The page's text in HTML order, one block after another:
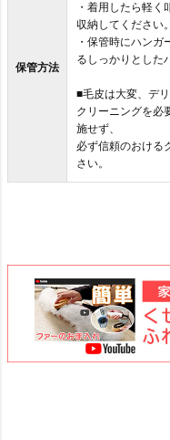
保管方法
・着用したら軽く
収納してください。
・保管時にハンガ
るしっかりとした
■毛皮は大変、デ
クリーニングを必
施せず、
必ず信頼のおける
さい。